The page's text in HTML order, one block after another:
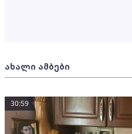
ახალი ამბები
30:59